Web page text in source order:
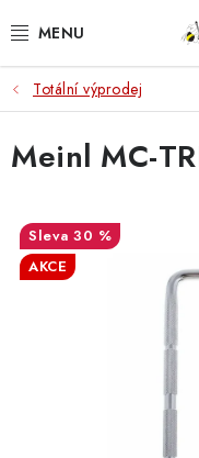
na
KYTARY
UKULELE
KLÁVESY
Totální výprodej
Meinl MC-
30 %
AKCE